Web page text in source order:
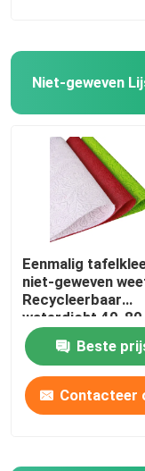
Niet-geweven
Eenmalig
niet-geweven
Recycleerbaar
waterdicht 40-80
Beste
Contacteer